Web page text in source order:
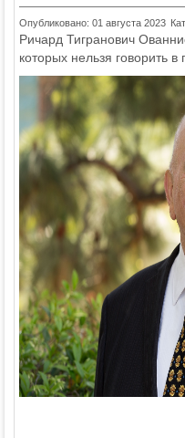
Опубликовано: 01 августа 2023
Ричард Тигранович
которых нельзя говорить